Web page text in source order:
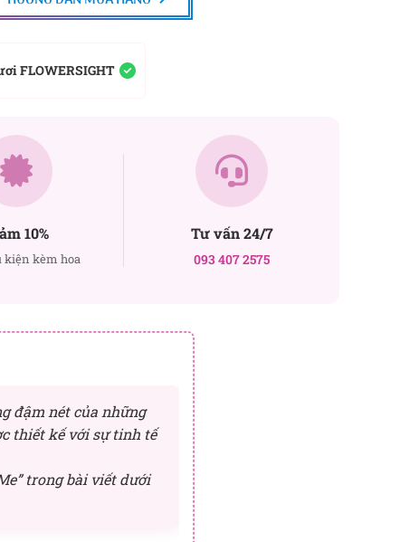
FLOWERSIGHT
10%
kiện kèm hoa
Tư vấn 24/7
093 407 2575
đậm nét của những
thiết kế với sự tinh tế
trong bài viết dưới